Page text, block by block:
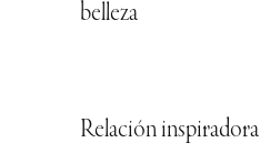
belleza
Relación inspiradora